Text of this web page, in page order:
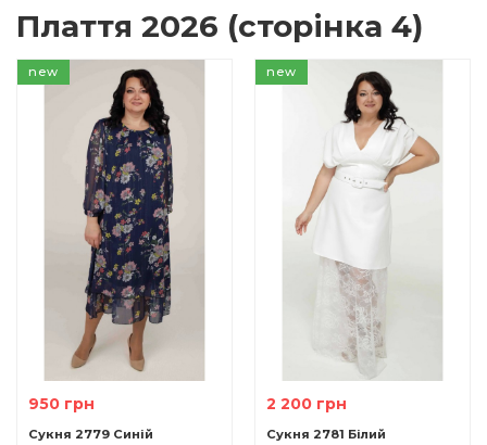
Плаття 2026 (сторінка 4)
new
950 грн
Сукня 2779 Синій
new
2 200 грн
Сукня 2781 Білий